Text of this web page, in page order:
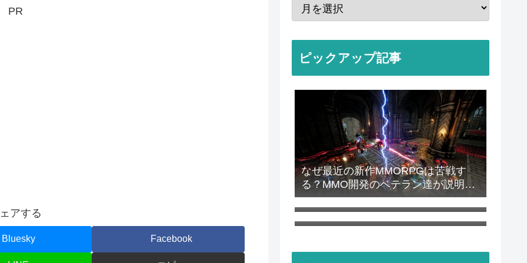
PR
アする
Bluesky Facebook
ピックアップ記事
なぜ最近の新作MMORPGは苦戦す
る？MMO開発のベテラン達が説明
“MMOは『ゲーム』になりすぎた”
オープンワールドRPG『アズールプ
ロミリア』CBT簡易レビュー
ソシャゲには「時間稼ぎの『かさ増
しコンテンツ』が必要か？」 アーク
ナイツ：エンドフィールドのプレイ